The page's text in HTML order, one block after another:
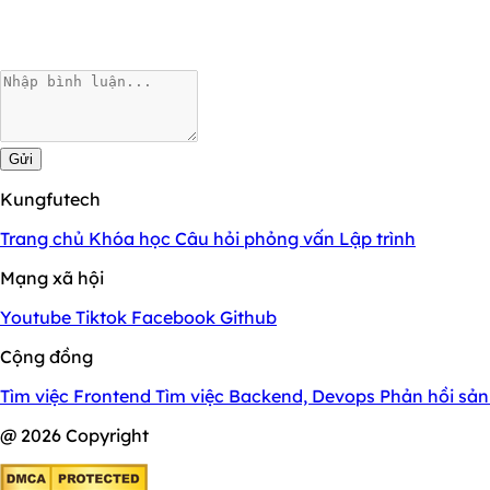
Gửi
Kungfutech
Trang chủ Khóa học Câu hỏi phỏng vấn Lập trình
Mạng xã hội
Youtube Tiktok Facebook Github
Cộng đồng
Tìm việc Frontend Tìm việc Backend, Devops Phản hồi
@ 2026 Copyright